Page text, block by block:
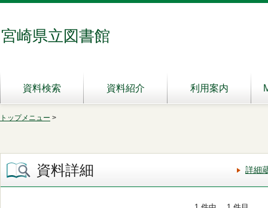
宮崎県立図書館
資料検索 資料紹介 利用案内
トップメニュー >
資料詳細 詳細